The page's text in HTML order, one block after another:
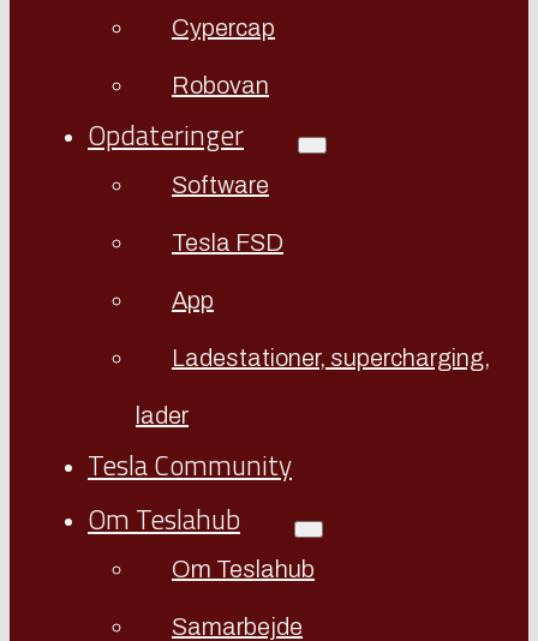
Cypercap
Robovan
Opdateringer
Software
Tesla FSD
App
Ladestationer, supercharging,
lader
Tesla Community
Om Teslahub
Om Teslahub
Samarbejde